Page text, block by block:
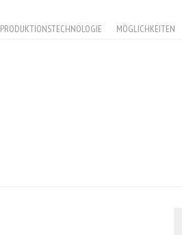
PRODUKTIONSTECHNOLOGIE MÖGLICHKEITEN